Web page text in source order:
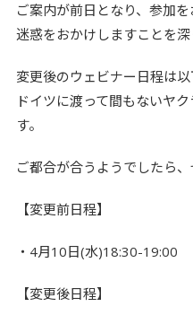
ご案内が前日となり、 参加を
迷惑をおかけしますことを深
変更後のウェビナー日程は以
ドイツに渡って間もないヤ
す。
ご都合が合うようでしたら
【変更前日程】
・4月10日(水)18:30-19:00
【変更後日程】